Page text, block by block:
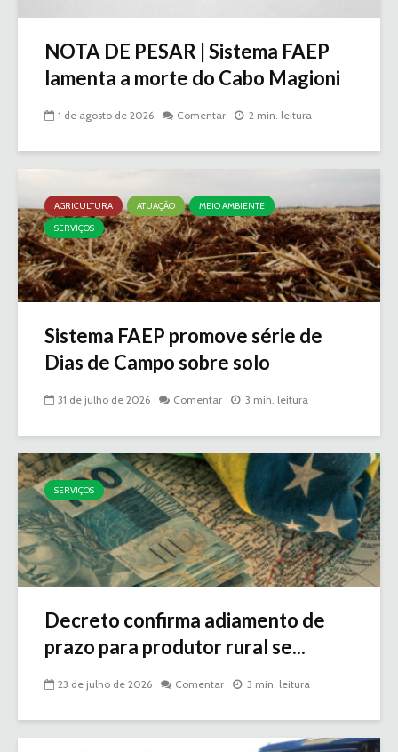
NOTA DE PESAR | Sistema FAEP
lamenta a morte do Cabo Magioni
1 de agosto de 2026 Comentar 2 min. leitura
AGRICULTURA ATUAÇÃO
MEIO AMBIENTE
SERVIÇOS
Sistema FAEP promove série de
Dias de Campo sobre solo
31 de julho de 2026 Comentar 3 min. leitura
SERVIÇOS
Decreto confirma adiamento de
prazo para produtor rural se...
23 de julho de 2026 Comentar 3 min. leitura